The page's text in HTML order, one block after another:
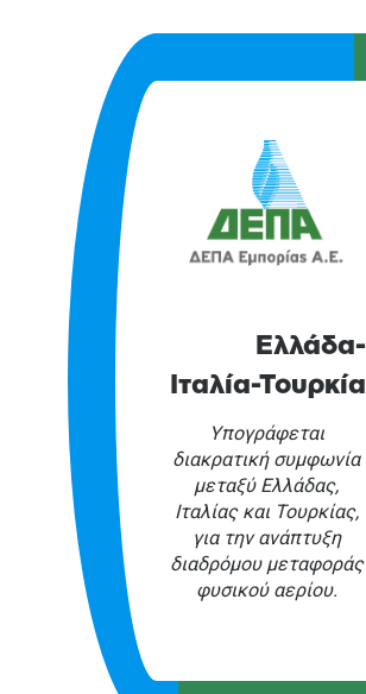
Ελλάδα-
Ιταλία-Τουρκία
Υπογράφεται
διακρατική συμφωνία
μεταξύ Ελλάδας,
Ιταλίας και Τουρκίας,
για την ανάπτυξη
διαδρόμου μεταφοράς
φυσικού αερίου.